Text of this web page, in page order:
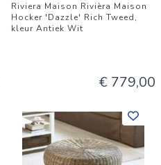
Riviera Maison Rivièra Maison
Hocker 'Dazzle' Rich Tweed,
kleur Antiek Wit
€ 779,00